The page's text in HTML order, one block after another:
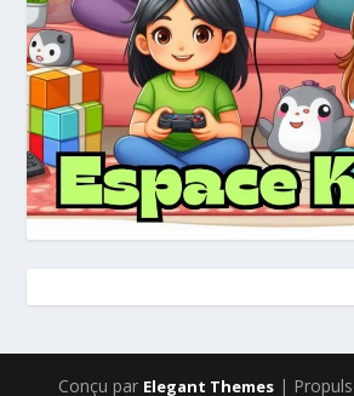
Conçu par Elegant Themes|